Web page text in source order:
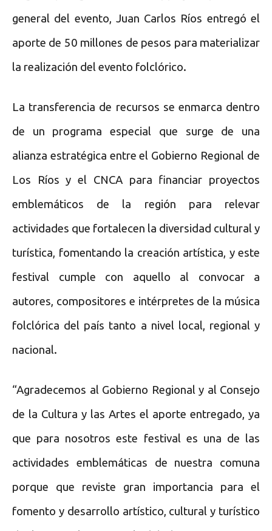
general del evento, Juan Carlos Ríos entregó el
aporte de 50 millones de pesos para materializar
la realización del evento folclórico.
La transferencia de recursos se enmarca dentro
de un programa especial que surge de una
alianza estratégica entre el Gobierno Regional de
Los Ríos y el CNCA para financiar proyectos
emblemáticos de la región para relevar
actividades que fortalecen la diversidad cultural y
turística, fomentando la creación artística, y este
festival cumple con aquello al convocar a
autores, compositores e intérpretes de la música
folclórica del país tanto a nivel local, regional y
nacional.
“Agradecemos al Gobierno Regional y al Consejo
de la Cultura y las Artes el aporte entregado, ya
que para nosotros este festival es una de las
actividades emblemáticas de nuestra comuna
porque que reviste gran importancia para el
fomento y desarrollo artístico, cultural y turístico